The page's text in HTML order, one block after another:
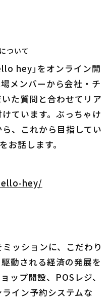
ついて
hey」をオンライン開
メンバーから会社・チ
た質問と合わせてリア
ています。ぶっちゃけ
、これから目指してい
お話します。
hey/
ッションに、こだわり
動される経済の発展を
ップ開設、POSレジ、
イン予約システムな